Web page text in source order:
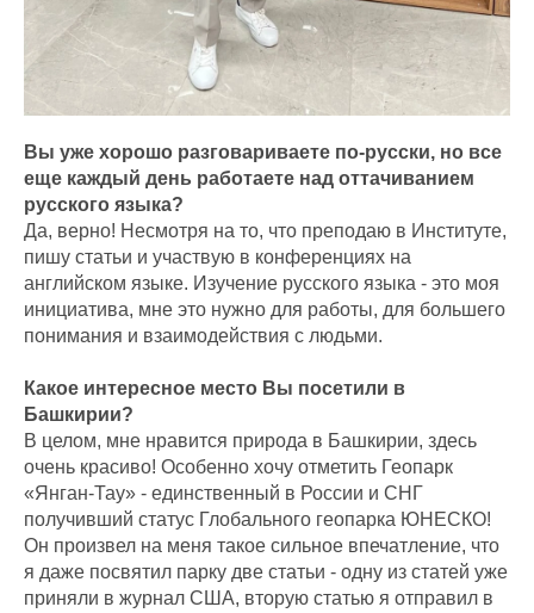
Вы уже хорошо разговариваете по-русски, но все
еще каждый день работаете над оттачиванием
русского языка?
Да, верно! Несмотря на то, что преподаю в Институте,
пишу статьи и участвую в конференциях на
английском языке. Изучение русского языка - это моя
инициатива, мне это нужно для работы, для большего
понимания и взаимодействия с людьми.
Какое интересное место Вы посетили в
Башкирии?
В целом, мне нравится природа в Башкирии, здесь
очень красиво! Особенно хочу отметить Геопарк
«Янган-Тау» - единственный в России и СНГ
получивший статус Глобального геопарка ЮНЕСКО!
Он произвел на меня такое сильное впечатление, что
я даже посвятил парку две статьи - одну из статей уже
приняли в журнал США, вторую статью я отправил в